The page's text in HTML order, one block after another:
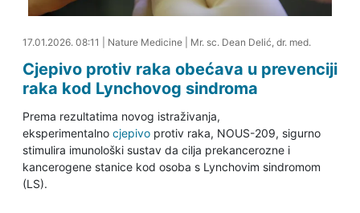
17.01.2026. 09:21
17.01.2026. 08:11 Nature Medicine| Mr. sc. Dean Delić, dr. med.
Cjepivo protiv raka obećava u prevenciji
raka kod Lynchovog sindroma
Prema rezultatima novog istraživanja,
eksperimentalno cjepivoprotiv raka, NOUS-209, sigurno
stimulira imunološki sustav da cilja prekancerozne i
kancerogene stanice kod osoba s Lynchovim sindromom
(LS).